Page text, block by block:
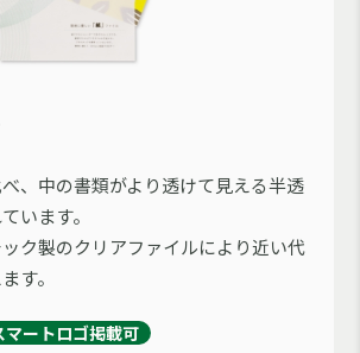
、中の書類がより透けて見える半透
います。
ク製のクリアファイルにより近い代
す。
マートロゴ掲載可